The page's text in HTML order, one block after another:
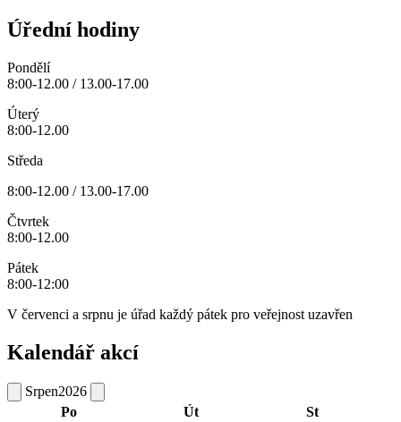
Úřední hodiny
Pondělí
8:00-12.00 / 13.00-17.00
Úterý
8:00-12.00
Středa
8:00-12.00 / 13.00-17.00
Čtvrtek
8:00-12.00
Pátek
8:00-12:00
V červenci a srpnu je úřad každý pátek pro veřejnost uzavřen
Kalendář akcí
Srpen2026
Po
Út
St